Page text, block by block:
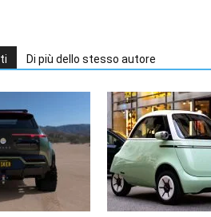
Di più dello stesso autore